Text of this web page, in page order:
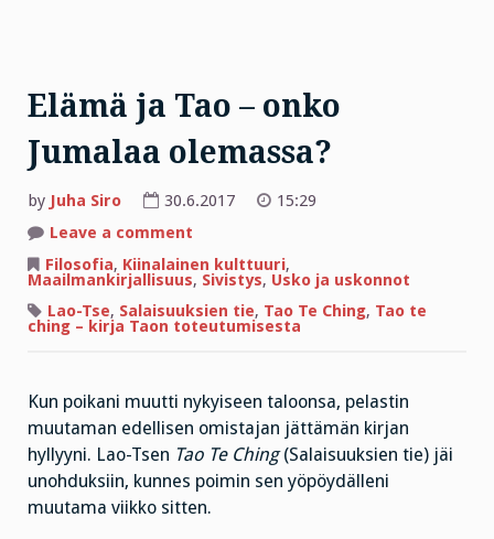
Elämä ja Tao – onko
Jumalaa olemassa?
by Juha Siro 30.6.2017
15:29
Leave a comment
ja
Tao
–
onko
Jumalaa
Filosofia, Kiinalainen kulttuuri,
Maailmankirjallisuus, Sivistys, Usko ja uskonnot
Lao-Tse, Salaisuuksien tie, Tao Te Ching, Tao te
ching – kirja Taon toteutumisesta
Kun poikani muutti nykyiseen taloonsa, pelastin
muutaman edellisen omistajan jättämän kirjan
hyllyyni. Lao-Tsen Tao Te Ching(Salaisuuksien tie) jäi
unohduksiin, kunnes poimin sen yöpöydälleni
muutama viikko sitten.